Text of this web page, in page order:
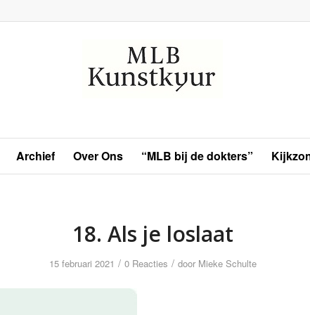
Archief Over Ons “MLB bij de dokters”
18. Als je loslaat
15 februari 2021 / 0 Reacties / door Mieke Schulte